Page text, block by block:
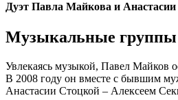
Дуэт Павла Майкова и
Музыкальные группы
Увлекаясь музыкой, Павел Майков
В 2008 году он вместе с бывшим
Анастасии Стоцкой – Алексеем